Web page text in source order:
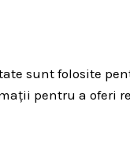
sunt folosite
pentru a oferi